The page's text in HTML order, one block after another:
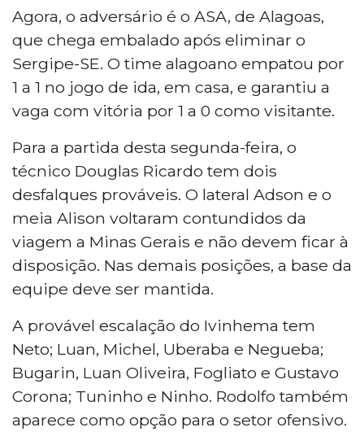
Agora, o adversário é o ASA, de Alagoas,
que chega embalado após eliminar o
Sergipe-SE. O time alagoano empatou por
1 a 1 no jogo de ida, em casa, e garantiu a
vaga com vitória por 1 a 0 como visitante.
Para a partida desta segunda-feira, o
técnico Douglas Ricardo tem dois
desfalques prováveis. O lateral Adson e o
meia Alison voltaram contundidos da
viagem a Minas Gerais e não devem ficar à
disposição. Nas demais posições, a base da
equipe deve ser mantida.
A provável escalação do Ivinhema tem
Neto; Luan, Michel, Uberaba e Negueba;
Bugarin, Luan Oliveira, Fogliato e Gustavo
Corona; Tuninho e Ninho. Rodolfo também
aparece como opção para o setor ofensivo.